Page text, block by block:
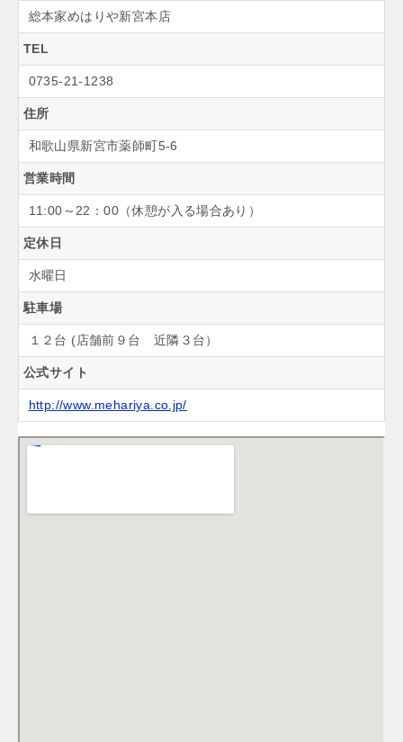
総本家めはりや新宮本店
TEL
0735-21-1238
住所
和歌山県新宮市薬師町5-6
営業時間
11:00～22：00（休憩が入る場合あり）
定休日
水曜日
駐車場
１２台 (店舗前９台 近隣３台）
公式サイト
http://www.mehariya.co.jp/